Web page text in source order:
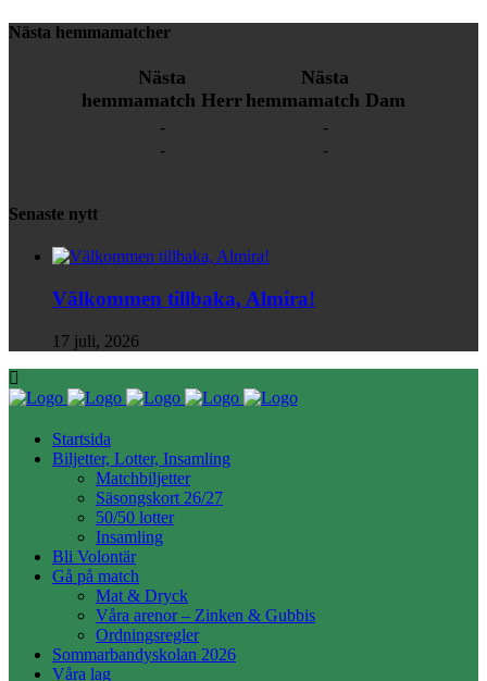
Nästa hemmamatcher
Nästa
hemmamatch Herr
-
-
Nästa
hemmamatch Dam
-
-
Senaste nytt
Välkommen tillbaka, Almira!
17 juli, 2026
Startsida
Biljetter, Lotter, Insamling
Matchbiljetter
Säsongskort 26/27
50/50 lotter
Insamling
Bli Volontär
Gå på match
Mat & Dryck
Våra arenor – Zinken & Gubbis
Ordningsregler
Sommarbandyskolan 2026
Våra lag